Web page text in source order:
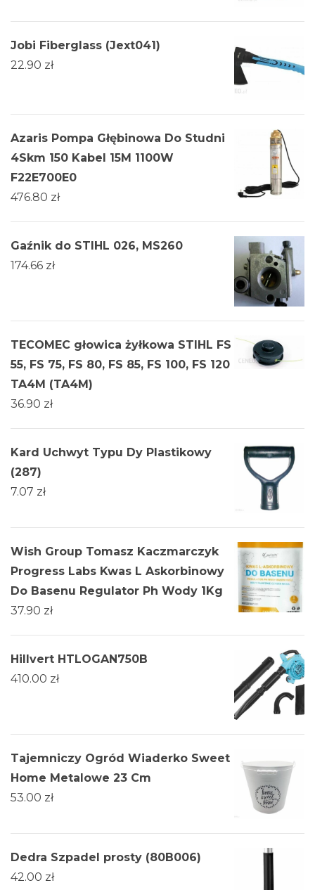
Jobi Fiberglass (Jext041)
22.90 zł
Azaris Pompa Głębinowa Do Studni
4Skm 150 Kabel 15M 1100W
F22E700E0
476.80 zł
Gaźnik do STIHL 026, MS260
174.66 zł
TECOMEC głowica żyłkowa STIHL FS
55, FS 75, FS 80, FS 85, FS 100, FS 120
TA4M (TA4M)
36.90 zł
Kard Uchwyt Typu Dy Plastikowy
(287)
7.07 zł
Wish Group Tomasz Kaczmarczyk
Progress Labs Kwas L Askorbinowy
Do Basenu Regulator Ph Wody 1Kg
37.90 zł
Hillvert HTLOGAN750B
410.00 zł
Tajemniczy Ogród Wiaderko Sweet
Home Metalowe 23 Cm
53.00 zł
Dedra Szpadel prosty (80B006)
42.00 zł